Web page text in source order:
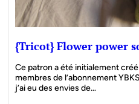
{Tricot} Flower power
Ce patron a été initialement
membres de l’abonnement
j’ai eu des envies de…